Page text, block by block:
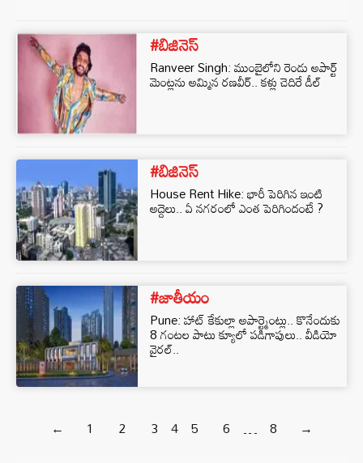
#బిజినెస్‌
Ranveer Singh: ముంబైలోని రెండు అపార్ట్
మెంట్లను అమ్మిన రణవీర్.. కళ్లు చెదిరే డీల్
#బిజినెస్‌
House Rent Hike: భారీ పెరిగిన ఇంటి
అద్దెలు.. ఏ నగరంలో ఎంత పెరిగిందంటే ?
#జాతీయం
Pune: హాట్ కేకుల్లా అపార్ట్మెంట్లు.. కొనేందుకు
8 గంటల పాటు క్యూలో పడిగాపులు.. వీడియో
వైరల్..
← 1 2 3 4 5 6 … 8 →